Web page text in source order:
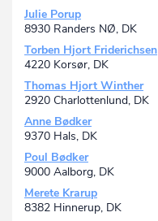
Julie Porup
8930 Randers NØ, DK
Torben Hjort Friderichsen
4220 Korsør, DK
Thomas Hjort Winther
2920 Charlottenlund, DK
Anne Bødker
9370 Hals, DK
Poul Bødker
9000 Aalborg, DK
Merete Krarup
8382 Hinnerup, DK